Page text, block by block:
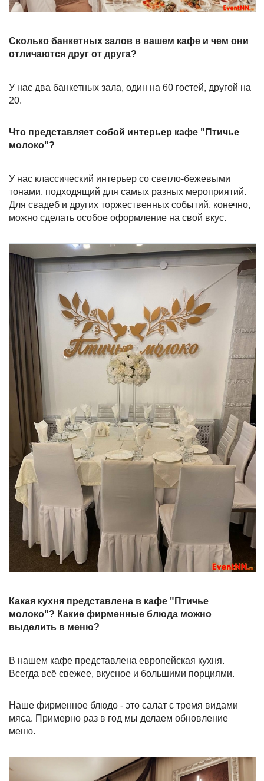
Сколько банкетных залов в вашем кафе и чем они
отличаются друг от друга?
У нас два банкетных зала, один на 60 гостей, другой на
20.
Что представляет собой интерьер кафе "Птичье
молоко"?
У нас классический интерьер со светло-бежевыми
тонами, подходящий для самых разных мероприятий.
Для свадеб и других торжественных событий, конечно,
можно сделать особое оформление на свой вкус.
Какая кухня представлена в кафе "Птичье
молоко"? Какие фирменные блюда можно
выделить в меню?
В нашем кафе представлена европейская кухня.
Всегда всё свежее, вкусное и большими порциями.
Наше фирменное блюдо - это салат с тремя видами
мяса. Примерно раз в год мы делаем обновление
меню.